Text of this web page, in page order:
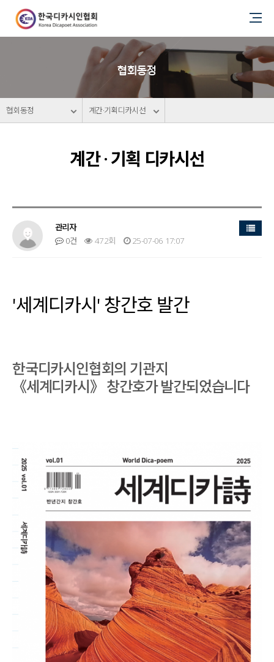
협회동정
협회동정 계간·기획디카시선
계간 · 기획 디카시선
관리자
0건
472회 25-07-06 17:07
목록
'세계디카시' 창간호 발간
한국디카시인협회의 기관지
《세계디카시》 창간호가 발간되었습니다